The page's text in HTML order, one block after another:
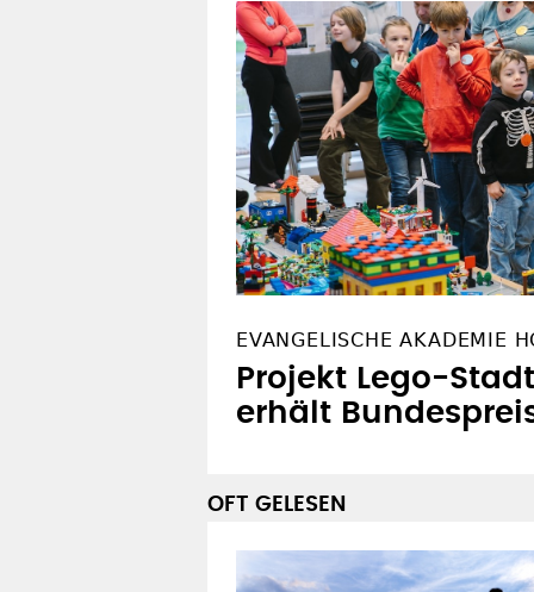
EVANGELISCHE AKADEMIE
Projekt Lego-
erhält
OFT GELESEN